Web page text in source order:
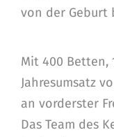
von der Geburt
Mit 400 Betten,
Jahresumsatz
an vorderster
Das Team des